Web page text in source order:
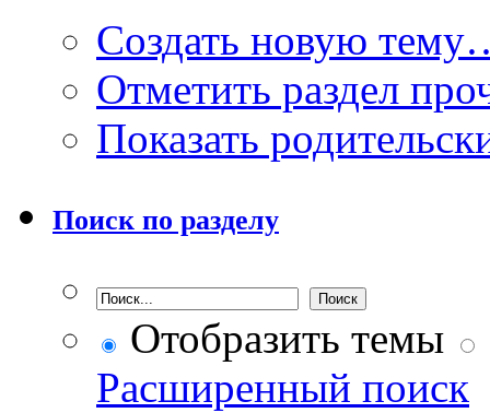
Создать новую
Отметить раздел
Показать
Поиск по разделу
Отобразить темы
Расширенный поиск